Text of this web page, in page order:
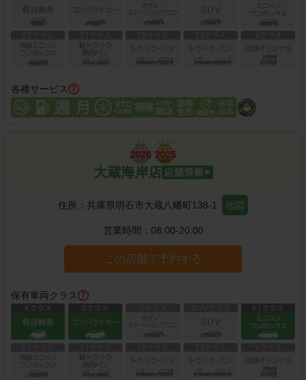
各種サービス
大蔵海岸店
住所： 兵庫県明石市大蔵八幡町138-1 地図
営業時間： 08:00-20:00
この店舗で予約する
保有車両クラス